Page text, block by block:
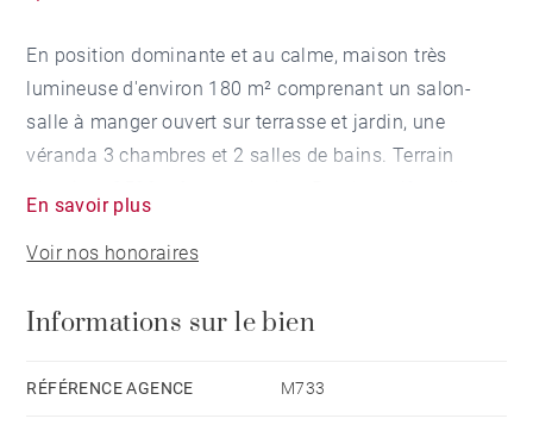
En position dominante et au calme, maison très
lumineuse d'environ 180 m² comprenant un salon-
salle à manger ouvert sur terrasse et jardin, une
véranda 3 chambres et 2 salles de bains. Terrain
d'Arcangues. Constructibilité résiduelle. Co-
excluvisité.
En savoir plus
Voir nos honoraires
Informations sur le bien
RÉFÉRENCE AGENCE M733